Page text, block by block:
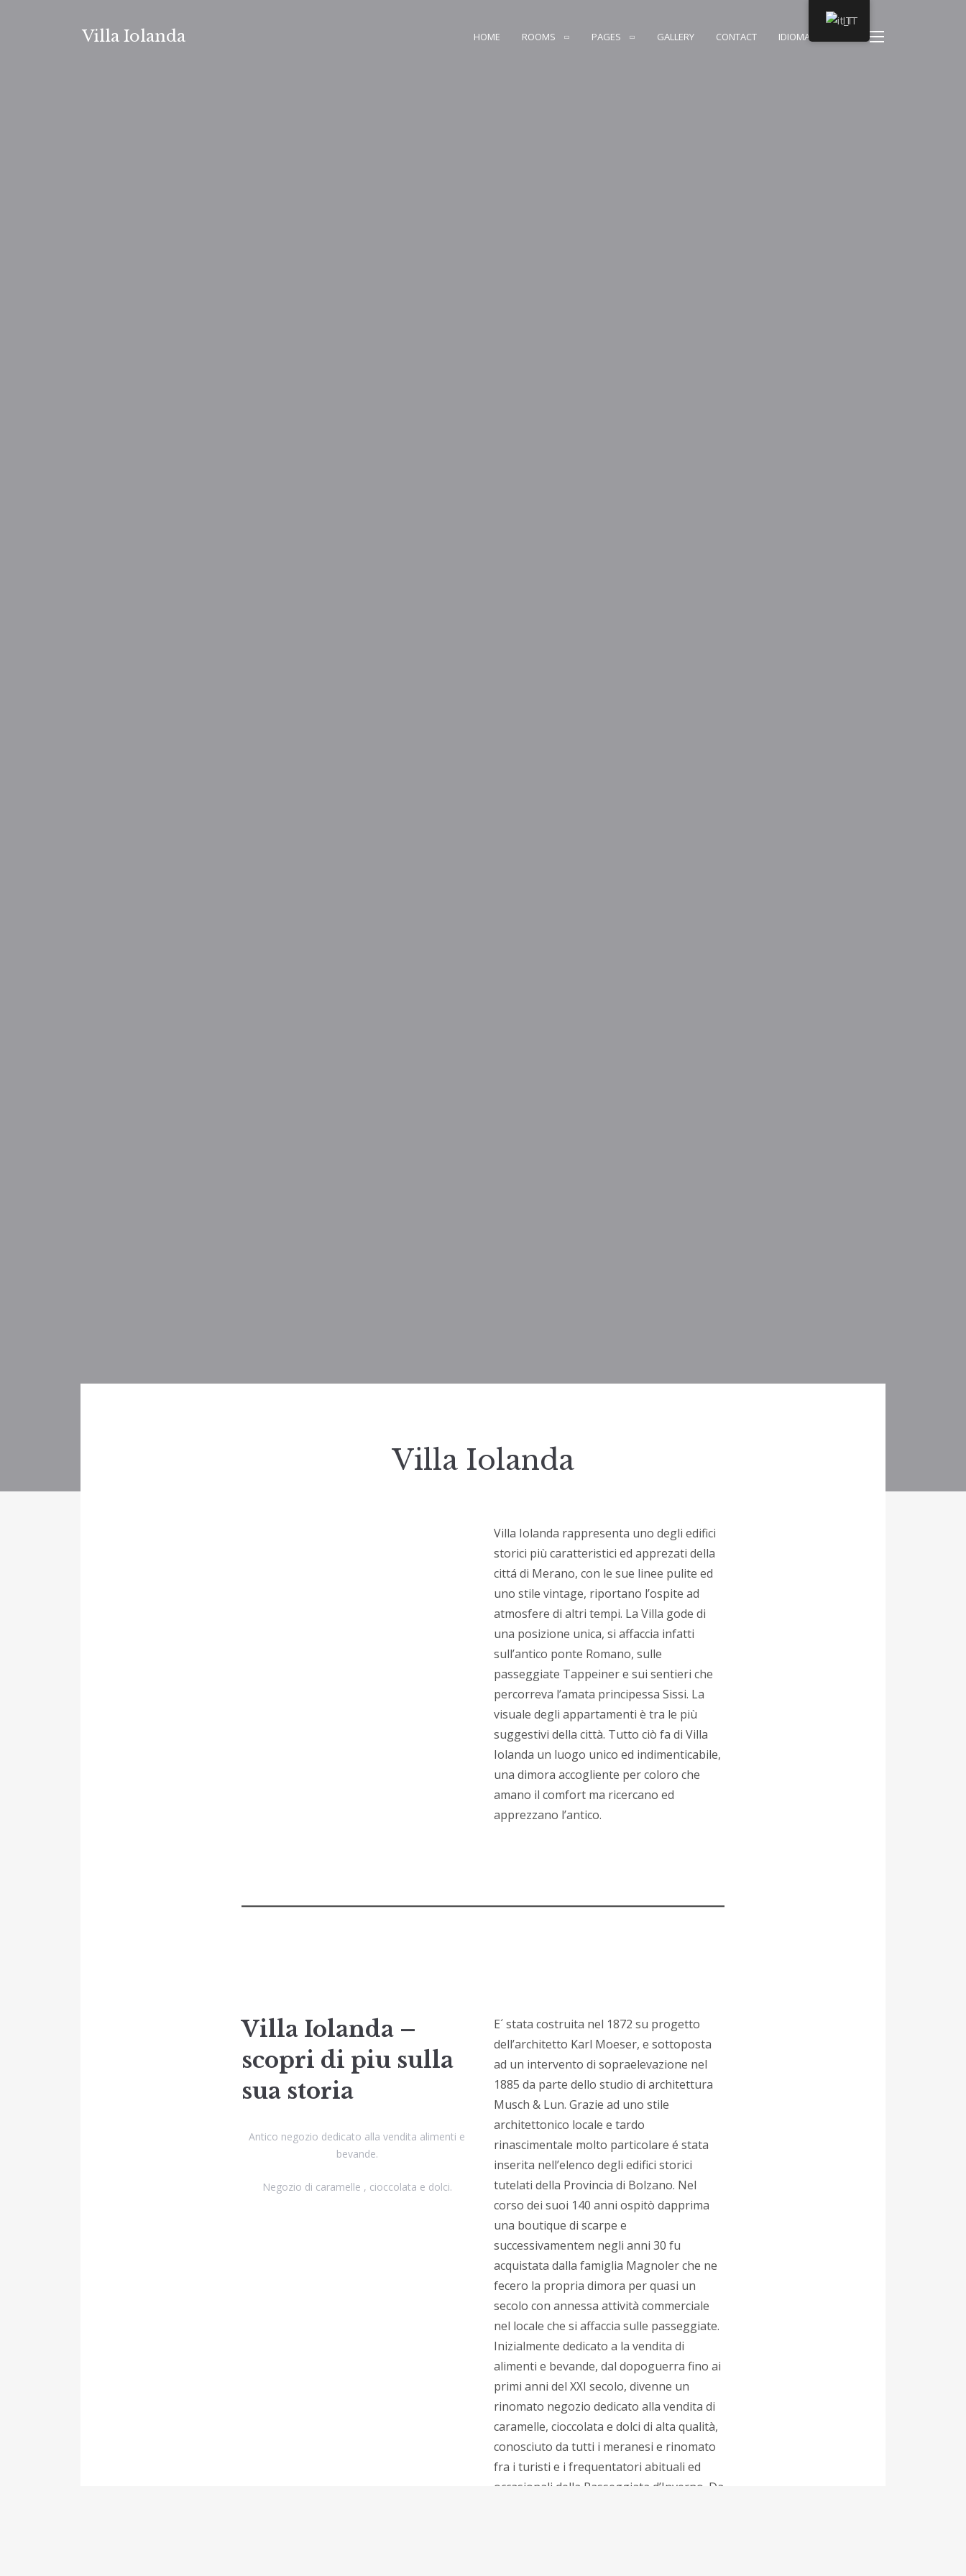
Villa Iolanda HOME ROOMS PAGES GALLERY CONTACT IDIOMAS
Villa Iolanda
Villa Iolanda rappresenta uno degli edifici
storici più caratteristici ed apprezati della
cittá di Merano, con le sue linee pulite ed
uno stile vintage, riportano l’ospite ad
atmosfere di altri tempi. La Villa gode di
una posizione unica, si affaccia infatti
sull’antico ponte Romano, sulle
passeggiate Tappeiner e sui sentieri che
percorreva l’amata principessa Sissi. La
visuale degli appartamenti è tra le più
suggestivi della città. Tutto ciò fa di Villa
Iolanda un luogo unico ed indimenticabile,
una dimora accogliente per coloro che
amano il comfort ma ricercano ed
apprezzano l’antico.
Villa Iolanda –
scopri di piu sulla
sua storia
Antico negozio dedicato alla vendita alimenti e
bevande.
Negozio di caramelle , cioccolata e dolci.
E´ stata costruita nel 1872 su progetto
dell’architetto Karl Moeser, e sottoposta
ad un intervento di sopraelevazione nel
1885 da parte dello studio di architettura
Musch & Lun. Grazie ad uno stile
architettonico locale e tardo
rinascimentale molto particolare é stata
inserita nell’elenco degli edifici storici
tutelati della Provincia di Bolzano. Nel
corso dei suoi 140 anni ospitò dapprima
una boutique di scarpe e
successivamentem negli anni 30 fu
acquistata dalla famiglia Magnoler che ne
fecero la propria dimora per quasi un
secolo con annessa attività commerciale
nel locale che si affaccia sulle passeggiate.
Inizialmente dedicato a la vendita di
alimenti e bevande, dal dopoguerra fino ai
primi anni del XXI secolo, divenne un
rinomato negozio dedicato alla vendita di
caramelle, cioccolata e dolci di alta qualità,
conosciuto da tutti i meranesi e rinomato
fra i turisti e i frequentatori abituali ed
occasionali della Passeggiata d’Inverno. Da
IT